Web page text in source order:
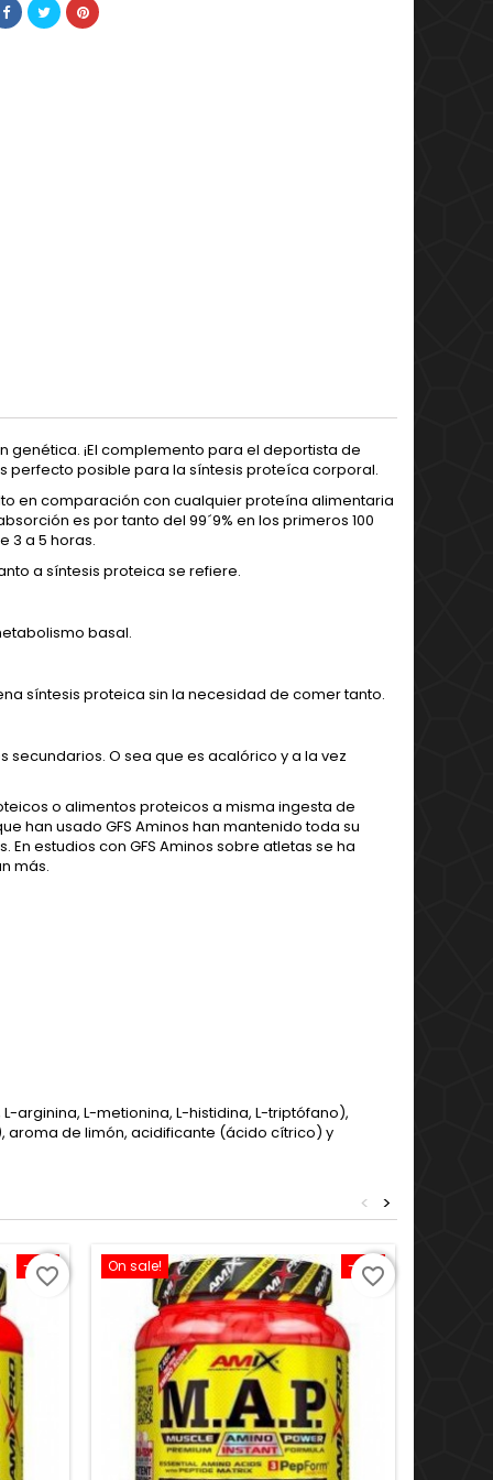
¡El complemento para el deportista de
perfecto posible para la síntesis proteíca corporal.
en comparación con cualquier proteína alimentaria
es por tanto del 99´9% en los primeros 100
3 a 5 horas.
a síntesis proteica se refiere.
basal.
síntesis proteica sin la necesidad de comer tanto.
secundarios. O sea que es acalórico y a la vez
o alimentos proteicos a misma ingesta de
han usado GFS Aminos han mantenido toda su
estudios con GFS Aminos sobre atletas se ha
más.
arginina, L-metionina, L-histidina, L-triptófano),
aroma de limón, acidificante (ácido cítrico) y
>
<
-12%
favorite_border -10%
On sale! favorite_border